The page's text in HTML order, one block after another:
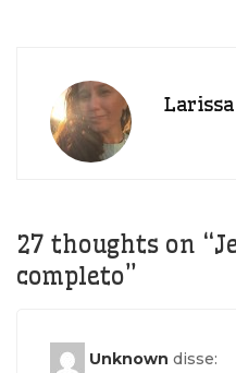
27 thoughts on “
completo”
Unknown disse: